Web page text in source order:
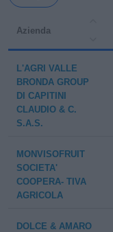
Azienda
L'AGRI VALLE
BRONDA GROUP
DI CAPITINI
CLAUDIO & C.
S.A.S.
MONVISOFRUIT
SOCIETA'
COOPERA- TIVA
AGRICOLA
DOLCE & AMARO